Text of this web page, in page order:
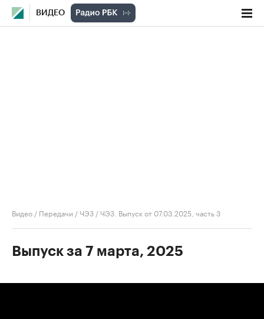
ВИДЕО
Видео / Передачи /ЧЭЗ /ЧЭЗ. Выпуск от 07.03.2025, часть 3
Выпуск за 7 марта, 2025